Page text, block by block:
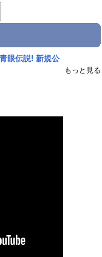
眼伝説! 新規公
もっと見る